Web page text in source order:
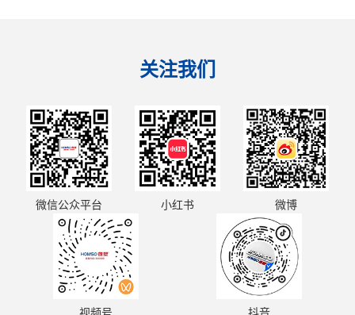
关注我们
微信公众平台 小红书 微博